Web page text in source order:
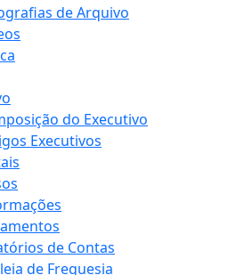
de Arquivo
do Executivo
Executivos
de Contas
de Freguesia